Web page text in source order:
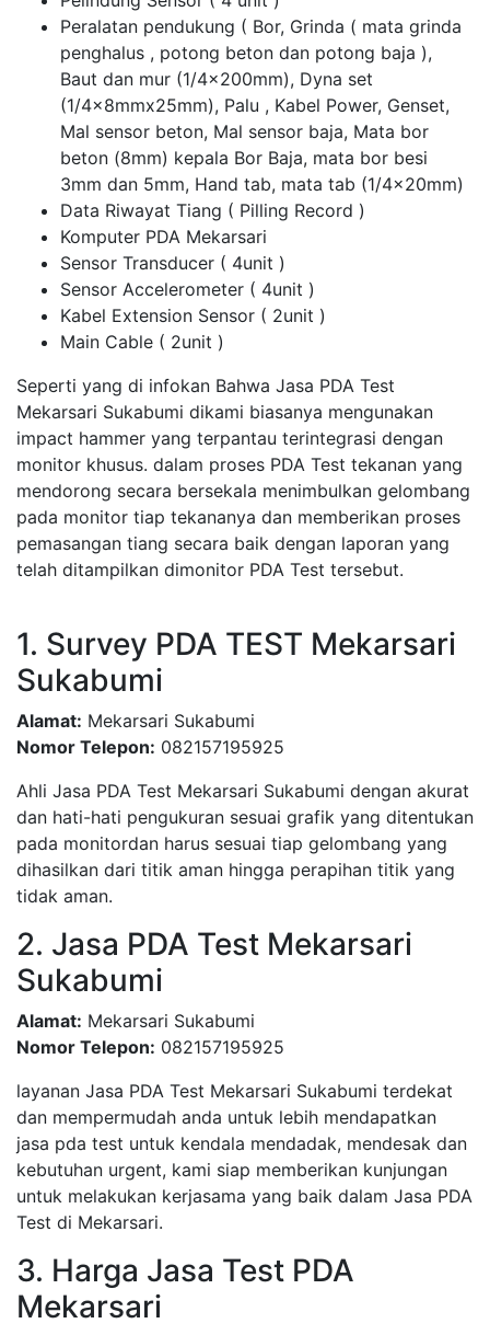
Peralatan pendukung ( Bor, Grinda ( mata grinda
penghalus , potong beton dan potong baja ),
Baut dan mur (1/4x200mm), Dyna set
(1/4x8mmx25mm), Palu , Kabel Power, Genset,
Mal sensor beton, Mal sensor baja, Mata bor
beton (8mm) kepala Bor Baja, mata bor besi
3mm dan 5mm, Hand tab, mata tab (1/4x20mm)
Data Riwayat Tiang ( Pilling Record )
Komputer PDA Mekarsari
Sensor Transducer ( 4unit )
Sensor Accelerometer ( 4unit )
Kabel Extension Sensor ( 2unit )
Main Cable ( 2unit )
Seperti yang di infokan Bahwa Jasa PDA Test
Mekarsari Sukabumi dikami biasanya mengunakan
impact hammer yang terpantau terintegrasi dengan
monitor khusus. dalam proses PDA Test tekanan yang
mendorong secara bersekala menimbulkan gelombang
pada monitor tiap tekananya dan memberikan proses
pemasangan tiang secara baik dengan laporan yang
telah ditampilkan dimonitor PDA Test tersebut.
1. Survey PDA TEST Mekarsari
Sukabumi
Alamat: Mekarsari Sukabumi
Nomor Telepon: 082157195925
Ahli Jasa PDA Test Mekarsari Sukabumi dengan akurat
dan hati-hati pengukuran sesuai grafik yang ditentukan
pada monitordan harus sesuai tiap gelombang yang
dihasilkan dari titik aman hingga perapihan titik yang
tidak aman.
2. Jasa PDA Test Mekarsari
Sukabumi
Alamat: Mekarsari Sukabumi
Nomor Telepon: 082157195925
layanan Jasa PDA Test Mekarsari Sukabumi terdekat
dan mempermudah anda untuk lebih mendapatkan
jasa pda test untuk kendala mendadak, mendesak dan
kebutuhan urgent, kami siap memberikan kunjungan
untuk melakukan kerjasama yang baik dalam Jasa PDA
Test di Mekarsari.
3. Harga Jasa Test PDA
Mekarsari